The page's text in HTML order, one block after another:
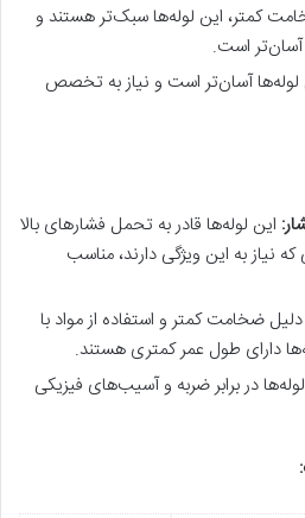
کمتر، این لوله‌ها سبک‌تر هستند و
است.
آسان‌تر است و نیاز به تخصص
: این لوله‌ها قادر به تحمل فشارهای بالا
که نیاز به این ویژگی دارند، مناسب
ضخامت کمتر و استفاده از مواد با
دارای طول عمر کمتری هستند.
در برابر ضربه و آسیب‌های فیزیکی